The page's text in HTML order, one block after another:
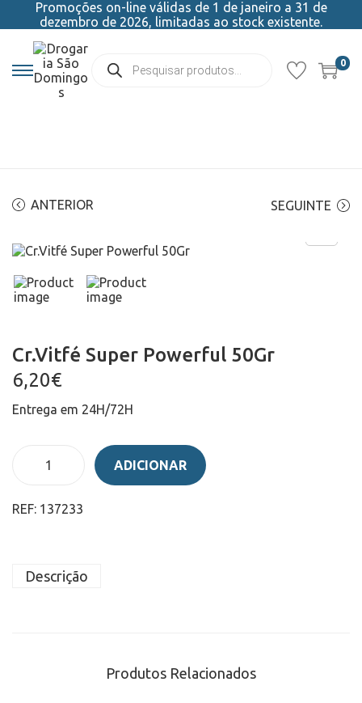
Promoções on-line válidas de 1 de janeiro a 31 de
dezembro de 2026, limitadas ao stock existente.
0
ANTERIOR SEGUINTE
Cr.Vitfé Super Powerful 50Gr
6,20€
Entrega em 24H/72H
ADICIONAR
REF: 137233
Descrição
Produtos Relacionados